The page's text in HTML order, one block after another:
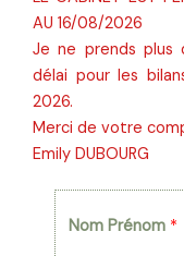
AU 16/08/2026
Je ne prends plus
délai pour les
2026.
Merci de votre
Emily DUBOURG
Nom Prénom *